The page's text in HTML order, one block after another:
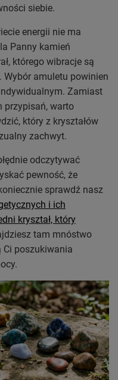
siebie.
energii nie ma
Panny kamień
którego wibracje są
amuletu powinien
Zamiast
przypisań, warto
który z kryształów
zachwyt.
odczytywać
pewność, że
sprawdź nasz
i ich
kryształ, który
tam mnóstwo
Ci poszukiwania